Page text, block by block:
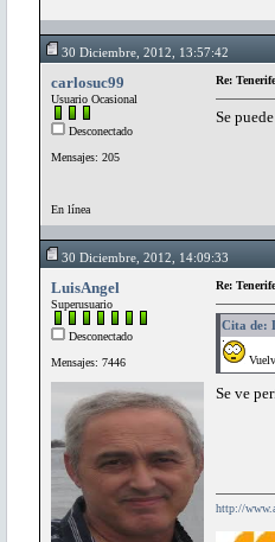
30 Diciembre, 2012, 13:57:42
carlosuc99
Usuario Ocasional
Desconectado
Mensajes: 205
En línea
Re:
Se
30 Diciembre, 2012, 14:09:33
LuisAngel
Superusuario
Desconectado
Mensajes: 7446
Re:
Cita de:
Se ve
http://